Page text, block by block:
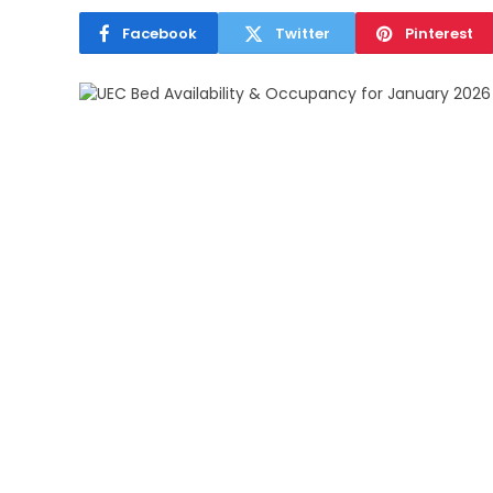
Facebook Twitter Pinterest